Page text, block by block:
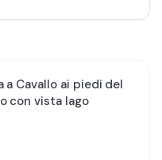
a Cavallo ai piedi del
con vista lago
i principali